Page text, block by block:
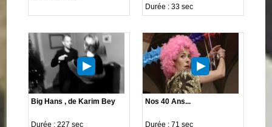
Durée : 33 sec
Big Hans , de Karim Bey
Durée : 227 sec
Nos 40 Ans...
Durée : 71 sec